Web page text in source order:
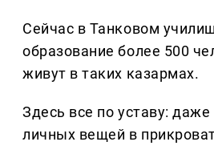
Сейчас в Танковом
образование более 500
живут в таких казармах.
Здесь все по уставу:
личных вещей в